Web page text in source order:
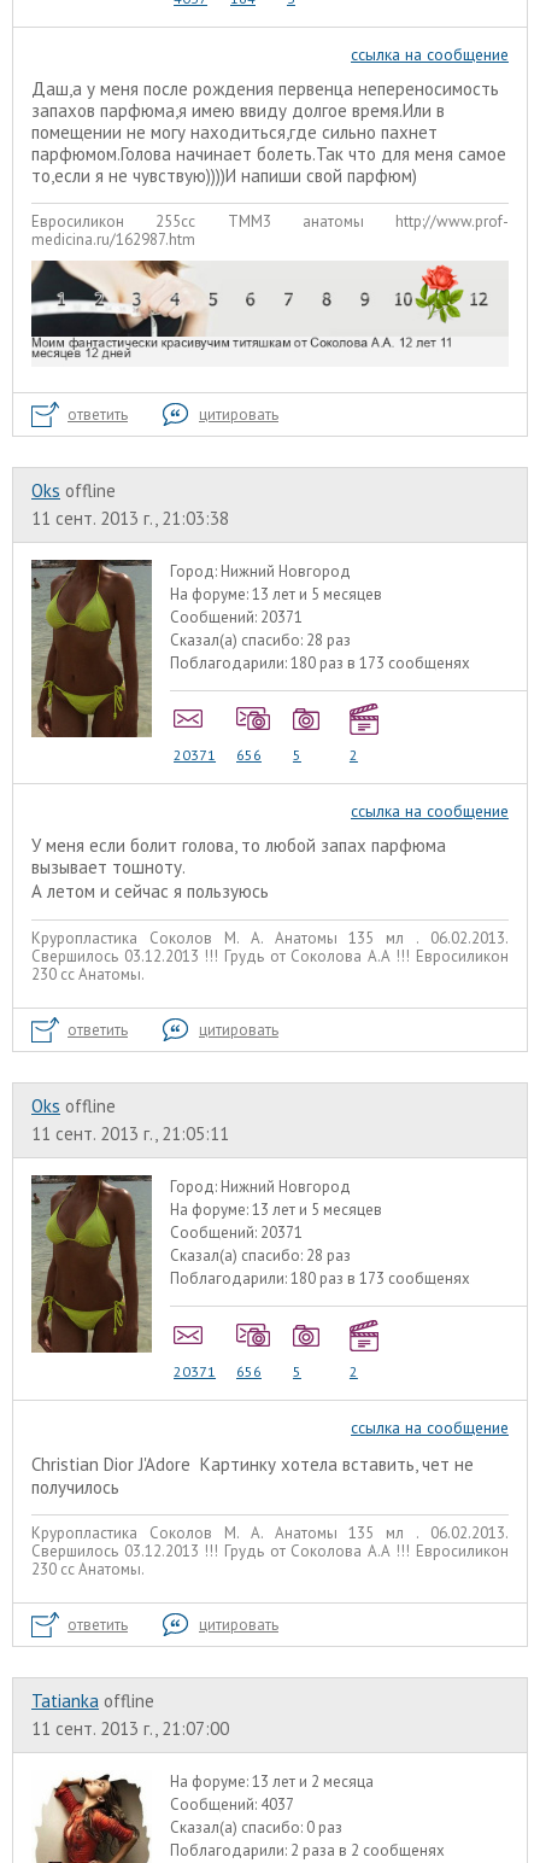
ссылка на сообщение
Даш,а у меня после рождения первенца непереносимость
запахов парфюма,я имею ввиду долгое время.Или в
помещении не могу находиться,где сильно пахнет
парфюмом.Голова начинает болеть.Так что для меня самое
то,если я не чувствую))))И напиши свой парфюм)
Евросиликон 255сс ТММ3 анатомы http://www.prof-
medicina.ru/162987.htm
ответить цитировать
Oks offline
11 сент. 2013 г., 21:03:38
Город: Нижний Новгород
На форуме:13 лет и 5 месяцев
Сообщений: 20371
Сказал(а) спасибо: 28 раз
Поблагодарили:180 раз в 173 сообщенях
20371 656 5 2
ссылка на сообщение
У меня если болит голова, то любой запах парфюма
вызывает тошноту.
А летом и сейчас я пользуюсь
Круропластика Соколов М. А. Анатомы 135 мл . 06.02.2013.
Свершилось 03.12.2013 !!! Грудь от Соколова А.А !!! Евросиликон
230 сс Анатомы.
ответить цитировать
Oks offline
11 сент. 2013 г., 21:05:11
Город: Нижний Новгород
На форуме:13 лет и 5 месяцев
Сообщений: 20371
Сказал(а) спасибо: 28 раз
Поблагодарили:180 раз в 173 сообщенях
20371 656 5 2
ссылка на сообщение
Christian Dior J'Adore Картинку хотела вставить, чет не
получилось
Круропластика Соколов М. А. Анатомы 135 мл . 06.02.2013.
Свершилось 03.12.2013 !!! Грудь от Соколова А.А !!! Евросиликон
230 сс Анатомы.
ответить цитировать
Tatianka offline
11 сент. 2013 г., 21:07:00
На форуме:13 лет и 2 месяца
Сообщений: 4037
Сказал(а) спасибо: 0 раз
Поблагодарили: 2 раза в 2 сообщенях